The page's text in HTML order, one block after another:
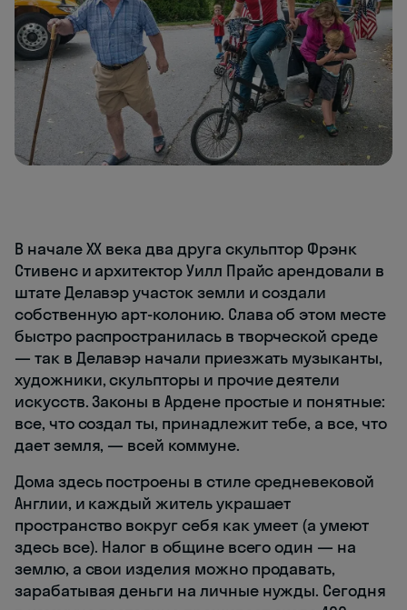
В начале XX века два друга скульптор Фрэнк
Стивенс и архитектор Уилл Прайс арендовали в
штате Делавэр участок земли и создали
собственную арт-колонию. Слава об этом месте
быстро распространилась в творческой среде
— так в Делавэр начали приезжать музыканты,
художники, скульпторы и прочие деятели
искусств. Законы в Ардене простые и понятные:
все, что создал ты, принадлежит тебе, а все, что
дает земля, — всей коммуне.
Дома здесь построены в стиле средневековой
Англии, и каждый житель украшает
пространство вокруг себя как умеет (а умеют
здесь все). Налог в общине всего один — на
землю, а свои изделия можно продавать,
зарабатывая деньги на личные нужды. Сегодня